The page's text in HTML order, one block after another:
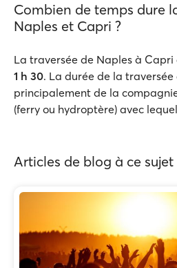
Combien de temps dure
Naples et Capri ?
La traversée de Naples à
1 h 30. La durée de la traversée
principalement de la
(ferry ou hydroptère) avec
Articles de blog à ce sujet